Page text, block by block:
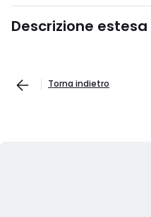
Descrizione estesa
Torna indietro